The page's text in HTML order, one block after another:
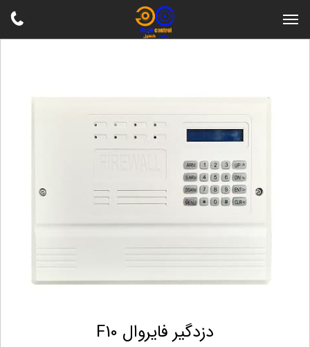
دزدگیر فایروال F10